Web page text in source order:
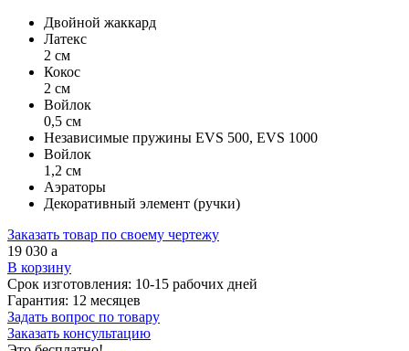
Двойной жаккард
Латекс
2 см
Кокос
2 см
Войлок
0,5 см
Независимые пружины EVS 500, EVS 1000
Войлок
1,2 см
Аэраторы
Декоративный элемент (ручки)
Заказать товар по своему чертежу
19 030 a
В корзину
Срок изготовления: 10-15 рабочих дней
Гарантия: 12 месяцев
Задать вопрос по товару
Заказать консультацию